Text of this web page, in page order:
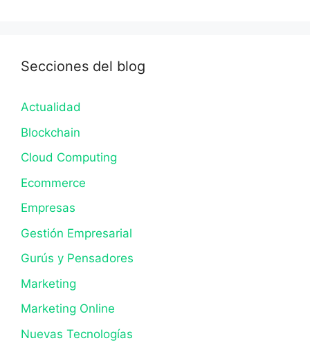
Secciones del blog
Actualidad
Blockchain
Cloud Computing
Ecommerce
Empresas
Gestión Empresarial
Gurús y Pensadores
Marketing
Marketing Online
Nuevas Tecnologías